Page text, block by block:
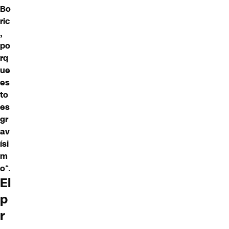
Bo
ric
,
po
rq
ue
es
to
es
gr
av
ísi
m
o“.
El
p
r